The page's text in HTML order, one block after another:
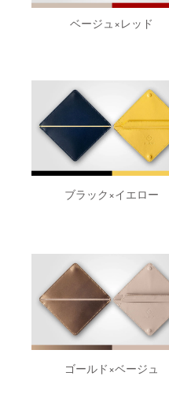
ベージュ×レッド
ブラック×イエロー
ゴールド×ベージュ